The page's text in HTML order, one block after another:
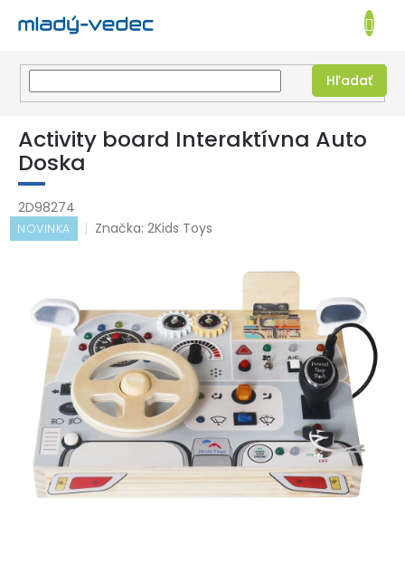
Prejsť
obsah
EUR
Hľadať
KOŠÍK
Activity board Interaktívna Auto
Doska
2D98274
NOVINKA Značka: 2Kids Toys